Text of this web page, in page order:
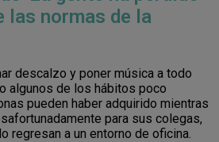
las normas de la
descalzo y poner música a todo
algunos de los hábitos poco
pueden haber adquirido mientras
para sus colegas,
regresan a un entorno de oficina.